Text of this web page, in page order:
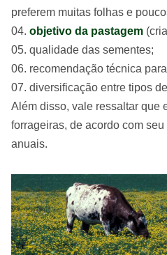
preferem muitas folhas e
objetivo da pastagem
qualidade das sementes;
recomendação técnica
diversificação entre tipos
Além disso, vale ressaltar que
forrageiras, de acordo com
anuais.